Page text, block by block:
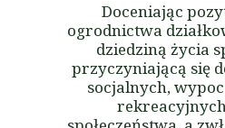
Doceniając
ogrodnictwa
dziedziną życia
przyczyniającą się
socjalnych,